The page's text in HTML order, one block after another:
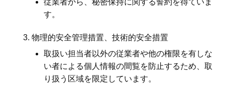
従業者から、秘密保持に関する誓約を得ていま
す。
物理的安全管理措置、技術的安全措置
取扱い担当者以外の従業者や他の権限を有しな
い者による個人情報の間覧を防止するため、取
り扱う区域を限定しています。